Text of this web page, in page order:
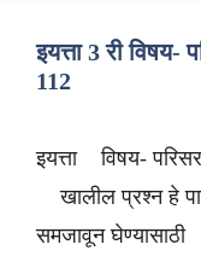
इयत्ता 3 री विषय-
112
इयत्ता विषय-
खालील प्रश्न
समजावून घेण्यासाठी